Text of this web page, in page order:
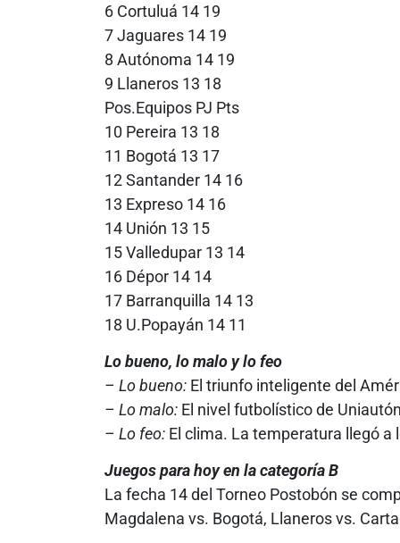
6 Cortuluá 14 19
7 Jaguares 14 19
8 Autónoma 14 19
9 Llaneros 13 18
Pos.Equipos PJ Pts
10 Pereira 13 18
11 Bogotá 13 17
12 Santander 14 16
13 Expreso 14 16
14 Unión 13 15
15 Valledupar 13 14
16 Dépor 14 14
17 Barranquilla 14 13
18 U.Popayán 14 11
Lo bueno, lo malo y lo feo
– Lo bueno: El triunfo inteligente del
– Lo malo: El nivel futbolístico de
– Lo feo: El clima. La temperatura llegó a
Juegos para hoy en la categoría B
La fecha 14 del Torneo Postobón se
Magdalena vs. Bogotá, Llaneros vs.